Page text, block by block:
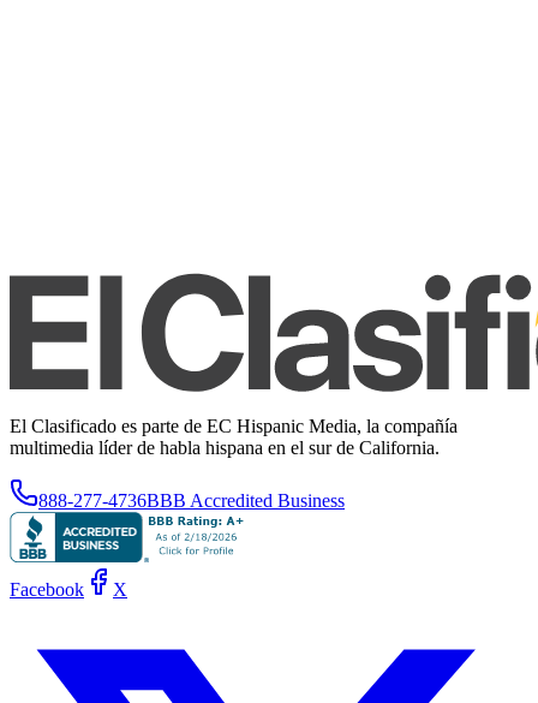
El Clasificado es parte de EC Hispanic Media, la compañía
multimedia líder de habla hispana en el sur de California.
888-277-4736BBB Accredited Business
Facebook X